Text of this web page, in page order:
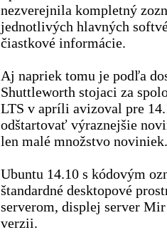
nezverejnila kompletný
jednotlivých hlavných
čiastkové informácie.
Aj napriek tomu je podľa
Shuttleworth stojaci za
LTS v apríli avizoval pre
odštartovať výraznejšie
len malé množstvo noviniek.
Ubuntu 14.10 s kódovým
štandardné desktopové
serverom, displej server
verzii.